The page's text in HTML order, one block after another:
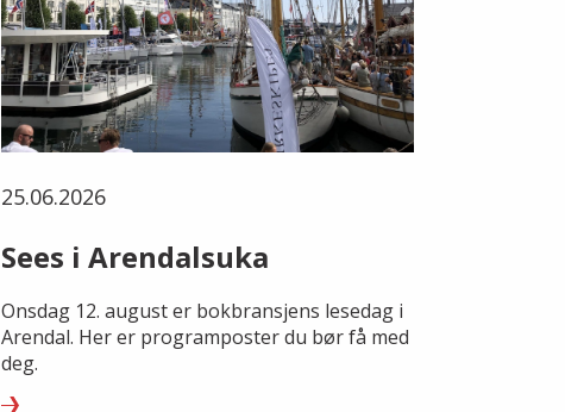
25.06.2026
Sees i Arendalsuka
Onsdag 12. august er bokbransjens lesedag i
Arendal. Her er programposter du bør få med
deg.